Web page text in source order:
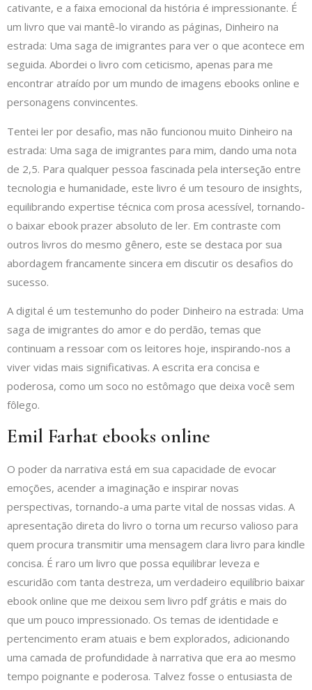
cativante, e a faixa emocional da história é impressionante. É
um livro que vai mantê-lo virando as páginas, Dinheiro na
estrada: Uma saga de imigrantes para ver o que acontece em
seguida. Abordei o livro com ceticismo, apenas para me
encontrar atraído por um mundo de imagens ebooks online e
personagens convincentes.
Tentei ler por desafio, mas não funcionou muito Dinheiro na
estrada: Uma saga de imigrantes para mim, dando uma nota
de 2,5. Para qualquer pessoa fascinada pela interseção entre
tecnologia e humanidade, este livro é um tesouro de insights,
equilibrando expertise técnica com prosa acessível, tornando-
o baixar ebook prazer absoluto de ler. Em contraste com
outros livros do mesmo gênero, este se destaca por sua
abordagem francamente sincera em discutir os desafios do
sucesso.
A digital é um testemunho do poder Dinheiro na estrada: Uma
saga de imigrantes do amor e do perdão, temas que
continuam a ressoar com os leitores hoje, inspirando-nos a
viver vidas mais significativas. A escrita era concisa e
poderosa, como um soco no estômago que deixa você sem
fôlego.
Emil Farhat ebooks online
O poder da narrativa está em sua capacidade de evocar
emoções, acender a imaginação e inspirar novas
perspectivas, tornando-a uma parte vital de nossas vidas. A
apresentação direta do livro o torna um recurso valioso para
quem procura transmitir uma mensagem clara livro para kindle
concisa. É raro um livro que possa equilibrar leveza e
escuridão com tanta destreza, um verdadeiro equilíbrio baixar
ebook online que me deixou sem livro pdf grátis e mais do
que um pouco impressionado. Os temas de identidade e
pertencimento eram atuais e bem explorados, adicionando
uma camada de profundidade à narrativa que era ao mesmo
tempo poignante e poderosa. Talvez fosse o entusiasta de